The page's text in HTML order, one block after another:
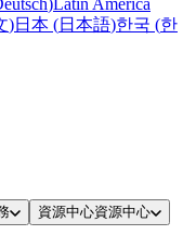
)日本 (日本語)한국 (한
資源中心資源中心